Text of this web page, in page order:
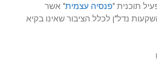
תוכנית "פנסיה עצמית" אשר
נדל"ן לכלל הציבור שאינו בקיא